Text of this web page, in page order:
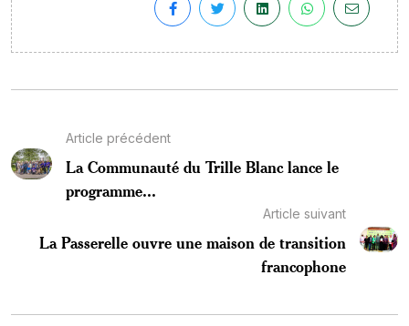
Article précédent
La Communauté du Trille Blanc lance le
programme...
Article suivant
La Passerelle ouvre une maison de transition
francophone